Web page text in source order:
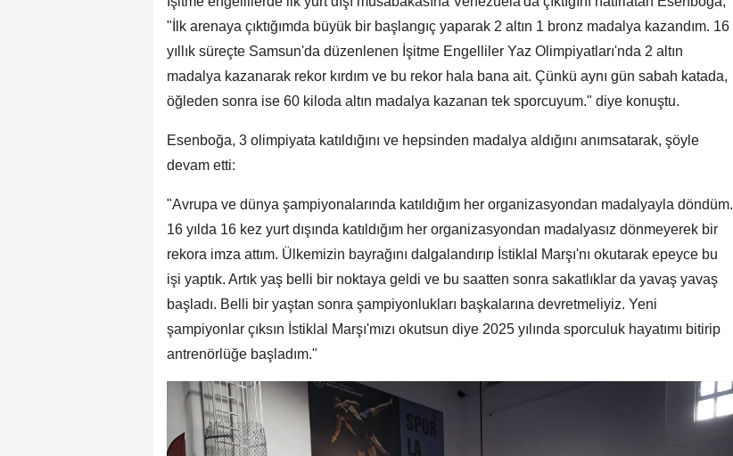
"İlk arenaya çıktığımda büyük bir başlangıç yaparak 2 altın 1 bronz madalya kazandım. 16
yıllık süreçte Samsun'da düzenlenen İşitme Engelliler Yaz Olimpiyatları'nda 2 altın
madalya kazanarak rekor kırdım ve bu rekor hala bana ait. Çünkü aynı gün sabah katada,
öğleden sonra ise 60 kiloda altın madalya kazanan tek sporcuyum." diye konuştu.
Esenboğa, 3 olimpiyata katıldığını ve hepsinden madalya aldığını anımsatarak, şöyle
devam etti:
"Avrupa ve dünya şampiyonalarında katıldığım her organizasyondan madalyayla döndüm.
16 yılda 16 kez yurt dışında katıldığım her organizasyondan madalyasız dönmeyerek bir
rekora imza attım. Ülkemizin bayrağını dalgalandırıp İstiklal Marşı'nı okutarak epeyce bu
işi yaptık. Artık yaş belli bir noktaya geldi ve bu saatten sonra sakatlıklar da yavaş yavaş
başladı. Belli bir yaştan sonra şampiyonlukları başkalarına devretmeliyiz. Yeni
şampiyonlar çıksın İstiklal Marşı'mızı okutsun diye 2025 yılında sporculuk hayatımı bitirip
antrenörlüğe başladım."